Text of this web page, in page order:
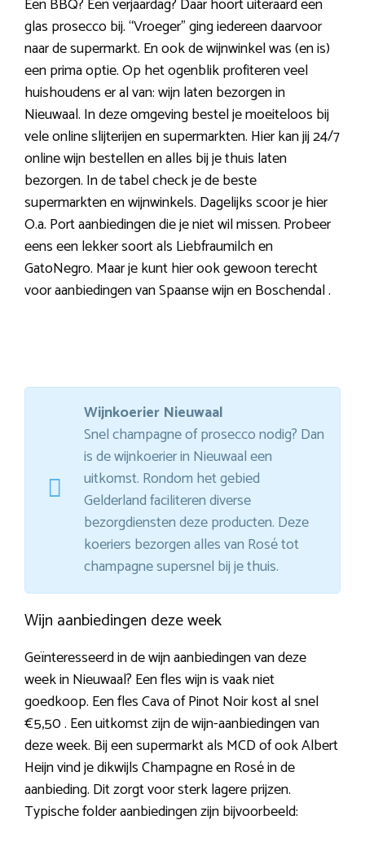
Een BBQ? Een verjaardag? Daar hoort uiteraard een
glas prosecco bij. “Vroeger” ging iedereen daarvoor
naar de supermarkt. En ook de wijnwinkel was (en is)
een prima optie. Op het ogenblik profiteren veel
huishoudens er al van: wijn laten bezorgen in
Nieuwaal. In deze omgeving bestel je moeiteloos bij
vele online slijterijen en supermarkten. Hier kan jij 24/7
online wijn bestellen en alles bij je thuis laten
bezorgen. In de tabel check je de beste
supermarkten en wijnwinkels. Dagelijks scoor je hier
O.a. Port aanbiedingen die je niet wil missen. Probeer
eens een lekker soort als Liebfraumilch en
GatoNegro. Maar je kunt hier ook gewoon terecht
voor aanbiedingen van Spaanse wijn en Boschendal .
Wijnkoerier Nieuwaal
Snel champagne of prosecco nodig? Dan
is de wijnkoerier in Nieuwaal een
uitkomst. Rondom het gebied
Gelderland faciliteren diverse
bezorgdiensten deze producten. Deze
koeriers bezorgen alles van Rosé tot
champagne supersnel bij je thuis.
Wijn aanbiedingen deze week
Geïnteresseerd in de wijn aanbiedingen van deze
week in Nieuwaal? Een fles wijn is vaak niet
goedkoop. Een fles Cava of Pinot Noir kost al snel
€5,50 . Een uitkomst zijn de wijn-aanbiedingen van
deze week. Bij een supermarkt als MCD of ook Albert
Heijn vind je dikwijls Champagne en Rosé in de
aanbieding. Dit zorgt voor sterk lagere prijzen.
Typische folder aanbiedingen zijn bijvoorbeeld: